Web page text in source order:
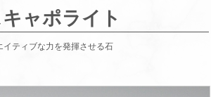
ャポライト
ティブな力を発揮させる石